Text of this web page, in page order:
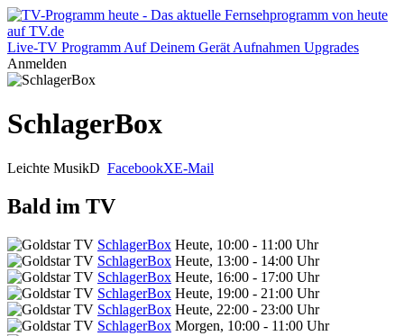
Live-TV Programm Auf Deinem Gerät Aufnahmen Upgrades
Anmelden
SchlagerBox
Leichte MusikD FacebookXE-Mail
Bald im TV
SchlagerBox Heute, 10:00 - 11:00 Uhr
SchlagerBox Heute, 13:00 - 14:00 Uhr
SchlagerBox Heute, 16:00 - 17:00 Uhr
SchlagerBox Heute, 19:00 - 21:00 Uhr
SchlagerBox Heute, 22:00 - 23:00 Uhr
SchlagerBox Morgen, 10:00 - 11:00 Uhr